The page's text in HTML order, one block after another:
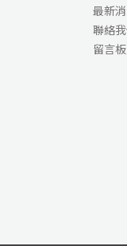
最新
聯絡
留言板